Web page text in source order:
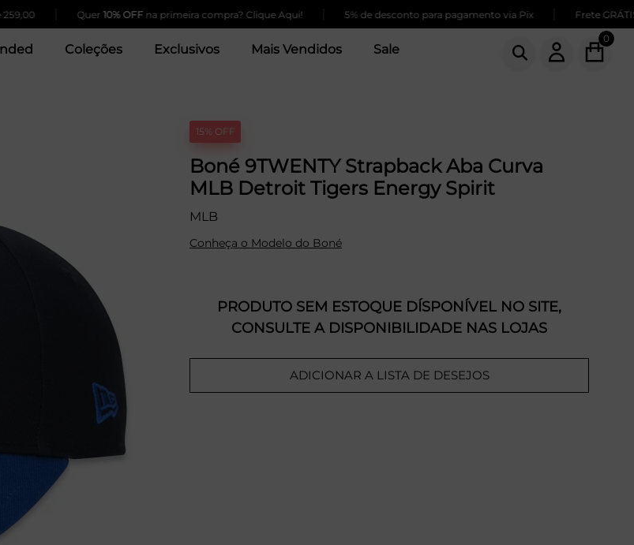
| 10% OFFna primeira compra? Clique Aqui! | 5% de desconto para pagamento via Pix | Frete GRÁTIS
Coleções Exclusivos Mais Vendidos Sale
0
15% OFF
Boné 9TWENTY Strapback Aba Curva
MLB Detroit Tigers Energy Spirit
MLB
Conheça o Modelo do Boné
PRODUTO SEM ESTOQUE DÍSPONÍVEL NO SITE,
CONSULTE A DISPONIBILIDADE NAS LOJAS
ADICIONAR A LISTA DE DESEJOS